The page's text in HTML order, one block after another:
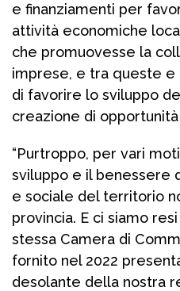
e finanziamenti per
attività economiche
che promuovesse la
imprese, e tra queste e
di favorire lo sviluppo
creazione di
“Purtroppo, per vari
sviluppo e il benessere
e sociale del territorio
provincia. E ci siamo
stessa Camera di
fornito nel 2022
desolante della nostra